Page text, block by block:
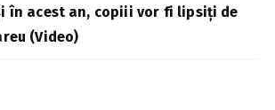
în acest an, copiii vor fi lipsiți de
(Video)